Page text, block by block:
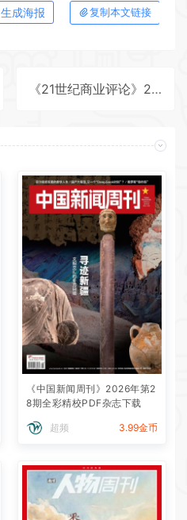
生成海报 复制本文链接
《21世纪商业评论》2025年第10期全彩精校PDF杂志下载
《中国新闻周刊》2026年第2
8期全彩精校PDF杂志下载
超频 3.99金币